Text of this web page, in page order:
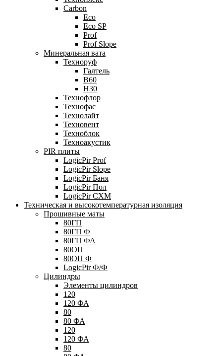
Carbon
Eco
Eco SP
Prof
Prof Slope
Минеральная вата
Техноруф
Галтель
В60
Н30
Технофлор
Технофас
Технолайт
Техновент
Техноблок
Техноакустик
PIR плиты
LogicPir Prof
LogicPir Slope
LogicPir Баня
LogicPir Пол
LogicPir СХМ
Техническая и высокотемпературная изоляция
Прошивные маты
80ГП
80ГП Ф
80ГП ФА
80ОП
80ОП Ф
LogicPir Ф/Ф
Цилиндры
Элементы цилиндров
120
120 ФА
80
80 ФА
120
120 ФА
80